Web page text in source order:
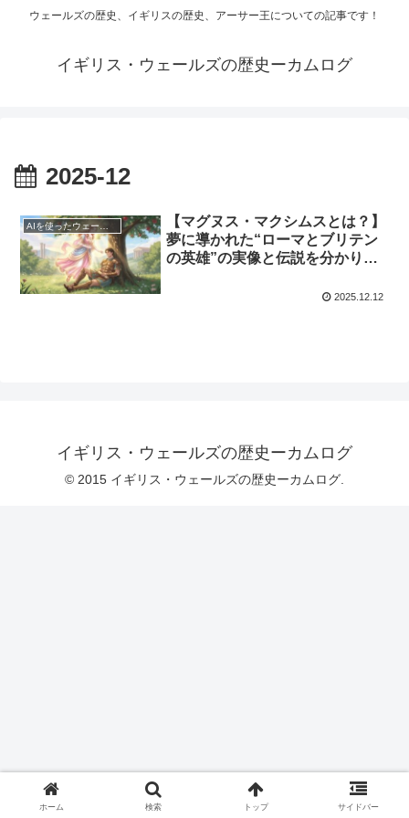
ウェールズの歴史、イギリスの歴史、アーサー王についての記事です！
イギリス・ウェールズの歴史ーカムログ
2025-12
【マグヌス・マクシムスとは？】
夢に導かれた“ローマとブリテン
の英雄”の実像と伝説を分かりや
2025.12.12
イギリス・ウェールズの歴史ーカムログ
© 2015 イギリス・ウェールズの歴史ーカムログ.
ホーム 検索 トップ サイドバー